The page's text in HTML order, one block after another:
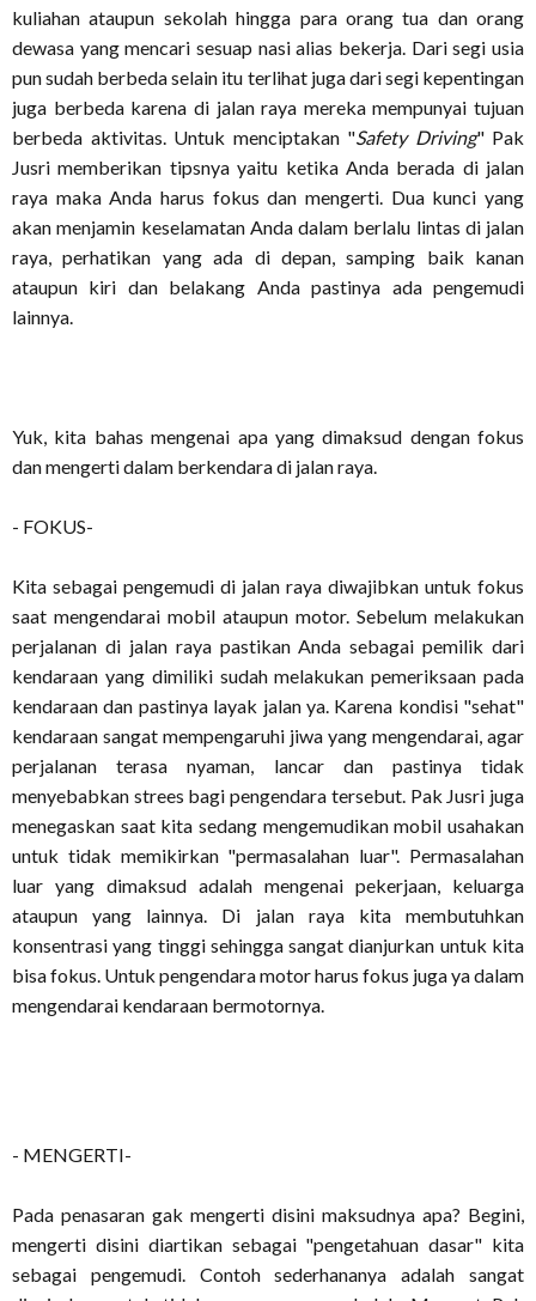
kuliahan ataupun sekolah hingga para orang tua dan orang
dewasa yang mencari sesuap nasi alias bekerja. Dari segi usia
pun sudah berbeda selain itu terlihat juga dari segi kepentingan
juga berbeda karena di jalan raya mereka mempunyai tujuan
berbeda aktivitas. Untuk menciptakan "Safety Driving" Pak
Jusri memberikan tipsnya yaitu ketika Anda berada di jalan
raya maka Anda harus fokus dan mengerti. Dua kunci yang
akan menjamin keselamatan Anda dalam berlalu lintas di jalan
raya, perhatikan yang ada di depan, samping baik kanan
ataupun kiri dan belakang Anda pastinya ada pengemudi
lainnya.
Yuk, kita bahas mengenai apa yang dimaksud dengan fokus
dan mengerti dalam berkendara di jalan raya.
- FOKUS-
Kita sebagai pengemudi di jalan raya diwajibkan untuk fokus
saat mengendarai mobil ataupun motor. Sebelum melakukan
perjalanan di jalan raya pastikan Anda sebagai pemilik dari
kendaraan yang dimiliki sudah melakukan pemeriksaan pada
kendaraan dan pastinya layak jalan ya. Karena kondisi "sehat"
kendaraan sangat mempengaruhi jiwa yang mengendarai, agar
perjalanan terasa nyaman, lancar dan pastinya tidak
menyebabkan strees bagi pengendara tersebut. Pak Jusri juga
menegaskan saat kita sedang mengemudikan mobil usahakan
untuk tidak memikirkan "permasalahan luar". Permasalahan
luar yang dimaksud adalah mengenai pekerjaan, keluarga
ataupun yang lainnya. Di jalan raya kita membutuhkan
konsentrasi yang tinggi sehingga sangat dianjurkan untuk kita
bisa fokus. Untuk pengendara motor harus fokus juga ya dalam
mengendarai kendaraan bermotornya.
- MENGERTI-
Pada penasaran gak mengerti disini maksudnya apa? Begini,
mengerti disini diartikan sebagai "pengetahuan dasar" kita
sebagai pengemudi. Contoh sederhananya adalah sangat